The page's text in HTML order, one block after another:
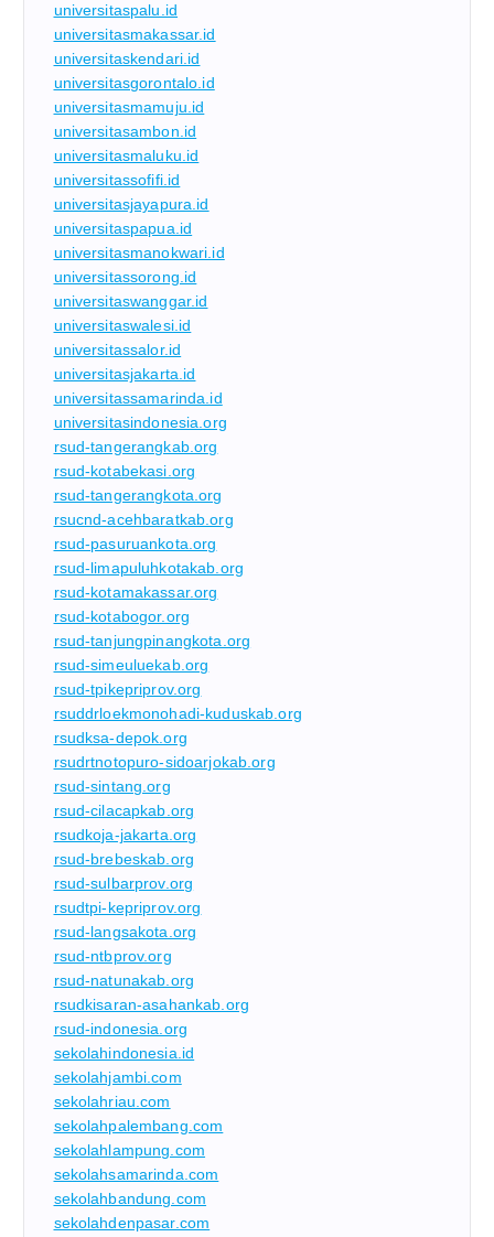
universitaspalu.id
universitasmakassar.id
universitaskendari.id
universitasgorontalo.id
universitasmamuju.id
universitasambon.id
universitasmaluku.id
universitassofifi.id
universitasjayapura.id
universitaspapua.id
universitasmanokwari.id
universitassorong.id
universitaswanggar.id
universitaswalesi.id
universitassalor.id
universitasjakarta.id
universitassamarinda.id
universitasindonesia.org
rsud-tangerangkab.org
rsud-kotabekasi.org
rsud-tangerangkota.org
rsucnd-acehbaratkab.org
rsud-pasuruankota.org
rsud-limapuluhkotakab.org
rsud-kotamakassar.org
rsud-kotabogor.org
rsud-tanjungpinangkota.org
rsud-simeuluekab.org
rsud-tpikepriprov.org
rsuddrloekmonohadi-kuduskab.org
rsudksa-depok.org
rsudrtnotopuro-sidoarjokab.org
rsud-sintang.org
rsud-cilacapkab.org
rsudkoja-jakarta.org
rsud-brebeskab.org
rsud-sulbarprov.org
rsudtpi-kepriprov.org
rsud-langsakota.org
rsud-ntbprov.org
rsud-natunakab.org
rsudkisaran-asahankab.org
rsud-indonesia.org
sekolahindonesia.id
sekolahjambi.com
sekolahriau.com
sekolahpalembang.com
sekolahlampung.com
sekolahsamarinda.com
sekolahbandung.com
sekolahdenpasar.com